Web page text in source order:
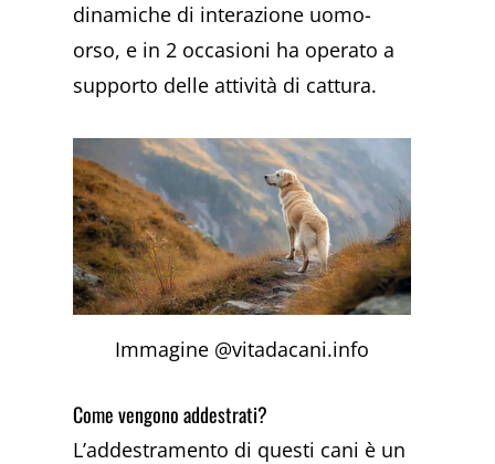
dinamiche di interazione uomo-
orso, e in 2 occasioni ha operato a
supporto delle attività di cattura.
Immagine @vitadacani.info
Come vengono addestrati?
L’addestramento di questi cani è un